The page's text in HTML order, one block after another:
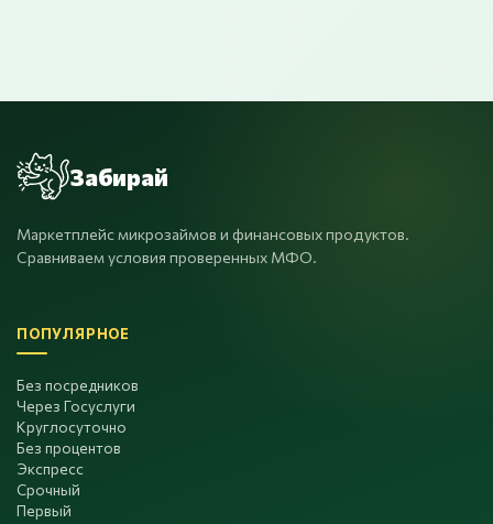
Забирай
Маркетплейс микрозаймов и финансовых продуктов.
Сравниваем условия проверенных МФО.
ПОПУЛЯРНОЕ
Без посредников
Через Госуслуги
Круглосуточно
Без процентов
Экспресс
Срочный
Первый